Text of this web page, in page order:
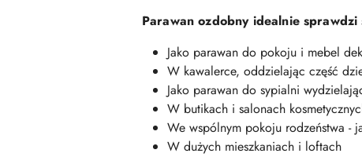
Parawan ozdobny idealnie sprawdzi
Jako parawan do pokoju i mebel
W kawalerce, oddzielając część
Jako parawan do sypialni
W butikach i salonach
We wspólnym pokoju rodzeństwa -
W dużych mieszkaniach i loftach